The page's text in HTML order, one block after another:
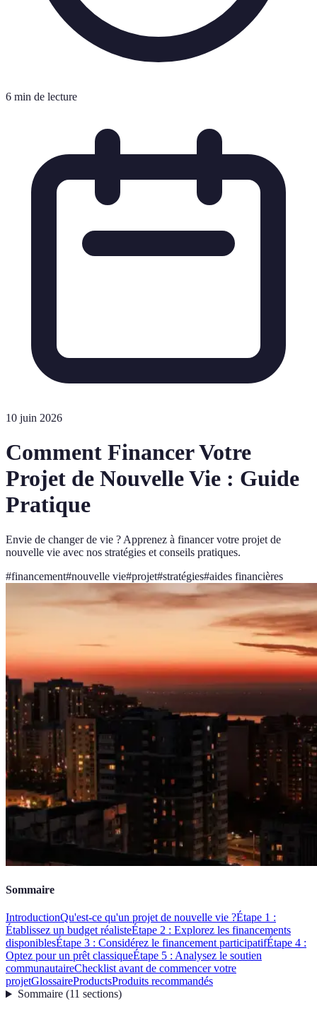
6 min de lecture
10 juin 2026
Comment Financer Votre
Projet de Nouvelle Vie : Guide
Pratique
Envie de changer de vie ? Apprenez à financer votre projet de
nouvelle vie avec nos stratégies et conseils pratiques.
#financement#nouvelle vie#projet#stratégies#aides financières
Sommaire
IntroductionQu'est-ce qu'un projet de nouvelle vie ?Étape 1 :
Établissez un budget réalisteÉtape 2 : Explorez les financements
disponiblesÉtape 3 : Considérez le financement participatifÉtape 4 :
Optez pour un prêt classiqueÉtape 5 : Analysez le soutien
communautaireChecklist avant de commencer votre
projetGlossaireProductsProduits recommandés
Sommaire(11 sections)